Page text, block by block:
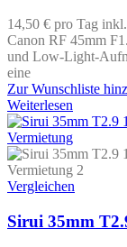
14,50 € pro Tag
Canon RF 45mm
und Low-Light-
eine
Zur Wunschliste
Weiterlesen
Vergleichen
Sirui 35mm